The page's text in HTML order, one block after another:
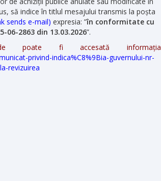
să indice în titlul mesajului transmis la poșta
sends e-mail) expresia: ”în conformitate cu
06-2863 din 13.03.2026”.
poate fi accesată informația
privind-indica%C8%9Bia-guvernului-nr-
revizuirea